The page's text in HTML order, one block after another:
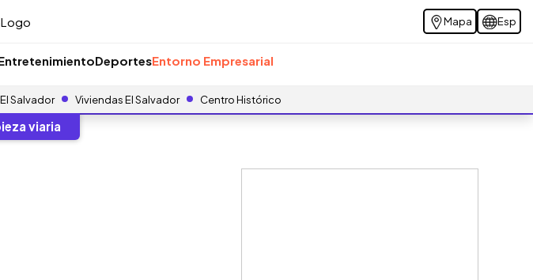
Mapa Esp
DeportesEntorno Empresarial
Salvador Viviendas El Salvador Centro Histórico
viaria